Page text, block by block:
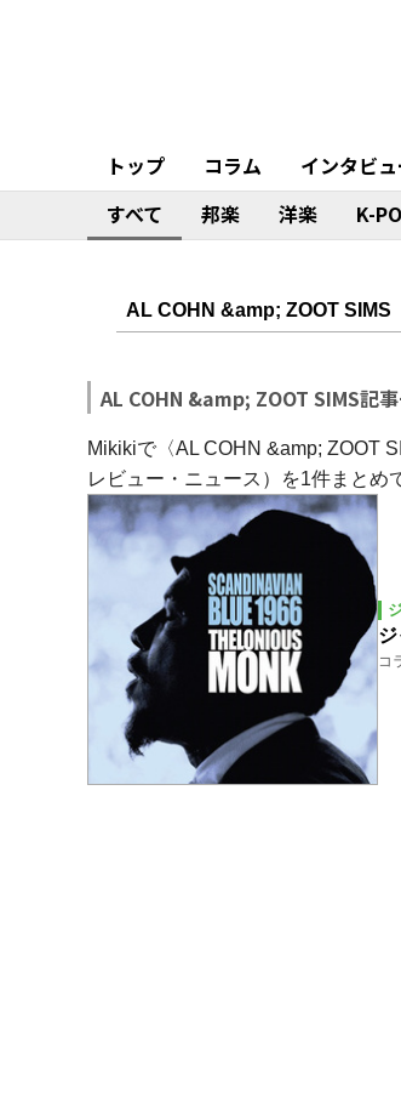
トップ コラム インタビュ
すべて
邦楽 洋楽 K-
AL COHN &amp; ZOOT SIMS記
Mikikiで〈AL COHN &amp; ZOOT
レビュー・ニュース）を1件まとめ
コ